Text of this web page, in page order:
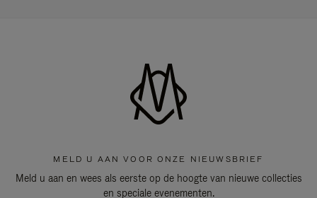
MELD U AAN VOOR ONZE NIEUWSBRIEF
Meld u aan en wees als eerste op de hoogte van nieuwe collecties
en speciale evenementen.